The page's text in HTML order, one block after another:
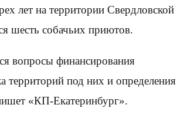
лет на территории Свердловской
шесть собачьих приютов.
вопросы финансирования
территорий под них и определения
«КП-Екатеринбург».